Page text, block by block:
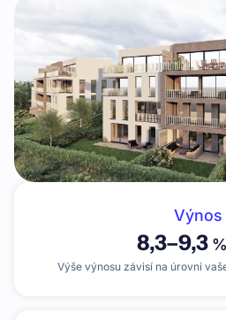
Výnos
8,3–9,3
Výše výnosu závisí na úrovni